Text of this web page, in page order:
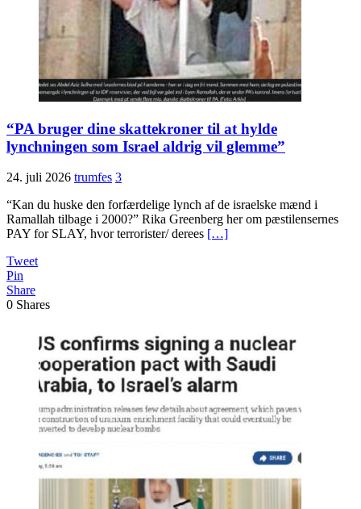
“PA bruger dine skattekroner til at hylde
lynchningen som Israel aldrig vil glemme”
24. juli 2026 trumfes 3
“Kan du huske den forfærdelige lynch af de israelske mænd i
Ramallah tilbage i 2000?” Rika Greenberg her om pæstilensernes
PAY for SLAY, hvor terrorister/ derees […]
Tweet
Pin
Share
0 Shares